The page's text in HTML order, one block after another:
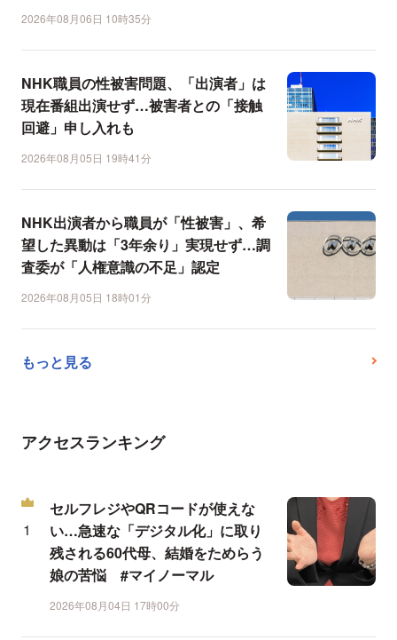
2026年08月06日 10時35分
NHK職員の性被害問題、「出演者」は
現在番組出演せず…被害者との「接触
回避」申し入れも
2026年08月05日 19時41分
NHK出演者から職員が「性被害」、希
望した異動は「3年余り」実現せず…調
査委が「人権意識の不足」認定
2026年08月05日 18時01分
もっと見る
アクセスランキング
セルフレジやQRコードが使えな
い…急速な「デジタル化」に取り
残される60代母、結婚をためらう
娘の苦悩 #マイノーマル
2026年08月04日 17時00分